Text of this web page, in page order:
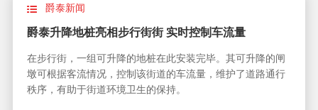
爵泰新闻
爵泰升降地桩亮相步行街街 实时控制车流量
在步行街，一组可升降的地桩在此安装完毕。其可升降的闸
墩可根据客流情况，控制该街道的车流量，维护了道路通行
秩序，有助于街道环境卫生的保持。